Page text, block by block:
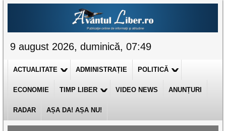
9 august 2026, duminică, 07:49
ACTUALITATE ADMINISTRAȚIE POLITICĂ
ECONOMIE TIMP LIBER VIDEO NEWS ANUNȚURI
RADAR AȘA DA! AȘA NU!